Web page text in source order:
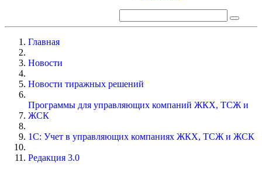
Главная
Новости
Новости тиражных решений
Программы для управляющих компаний ЖКХ, ТСЖ и
ЖСК
1С: Учет в управляющих компаниях ЖКХ, ТСЖ и ЖСК
Редакция 3.0